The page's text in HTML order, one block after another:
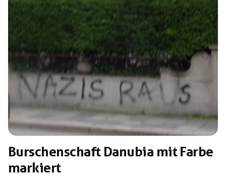
Regionen:
Schlagwörter:
Adrian Segner
Burschenschaft Danubia mit Farbe
markiert